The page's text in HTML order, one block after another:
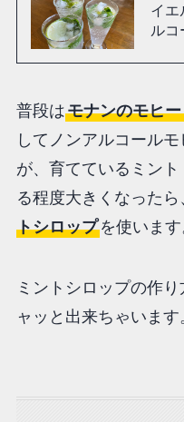
イエ
ル
普段はモナンのモヒ
してノンアルコール
が、育てているミン
る程度大きくなった
トシロップを使います
ミントシロップの作
ャッと出来ちゃいます